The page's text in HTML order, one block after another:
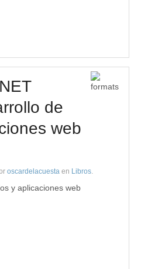
de
web
oscardelacuesta en Libros.
y aplicaciones web